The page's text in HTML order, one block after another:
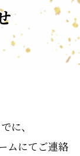
に、
ムにてご連絡